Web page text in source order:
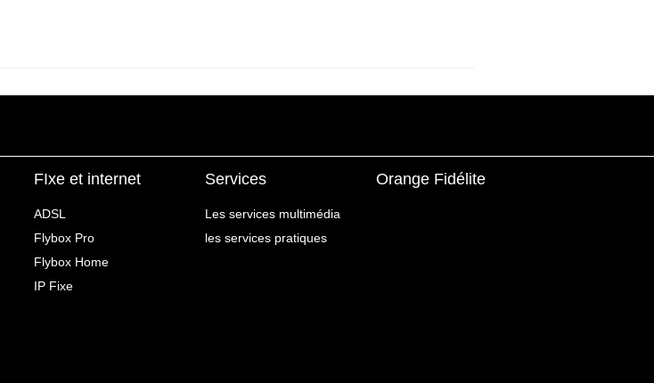
FIxe et internet
ADSL
Flybox Pro
Flybox Home
IP Fixe
Services
Les services multimédia
les services pratiques
Orange Fidélite